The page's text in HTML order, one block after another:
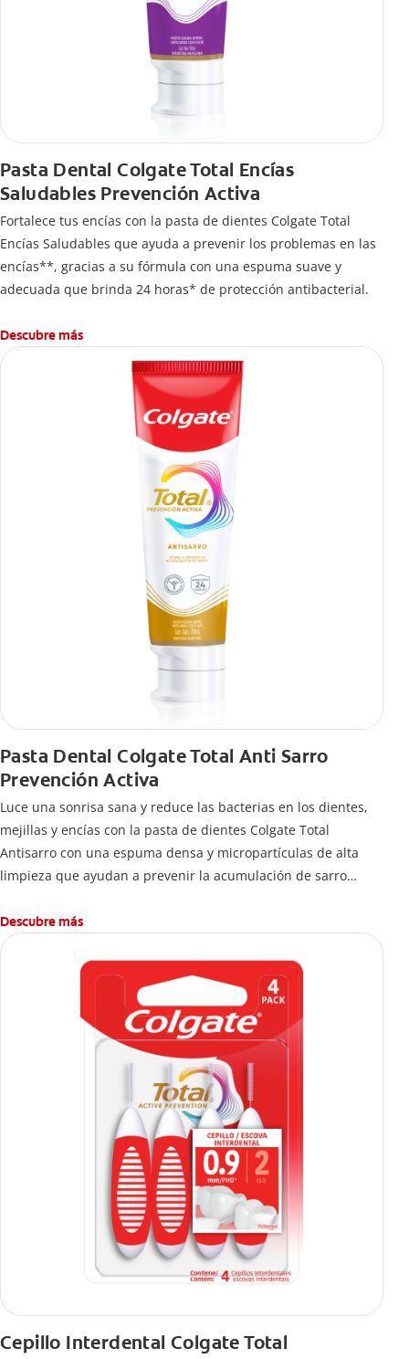
Pasta Dental Colgate Total Encías
Saludables Prevención Activa
Fortalece tus encías con la pasta de dientes Colgate Total
Encías Saludables que ayuda a prevenir los problemas en las
encías**, gracias a su fórmula con una espuma suave y
adecuada que brinda 24 horas* de protección antibacterial.
Descubre más
Pasta Dental Colgate Total Anti Sarro
Prevención Activa
Luce una sonrisa sana y reduce las bacterias en los dientes,
mejillas y encías con la pasta de dientes Colgate Total
Antisarro con una espuma densa y micropartículas de alta
limpieza que ayudan a prevenir la acumulación de sarro
Descubre más
Cepillo Interdental Colgate Total